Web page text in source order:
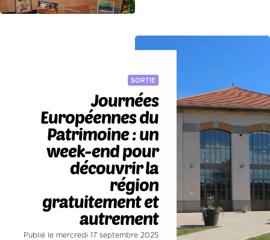
SORTIE
Journées
Européennes du
Patrimoine : un
week-end pour
découvrir la
région
gratuitement et
autrement
Publié le mercredi 17 septembre 2025